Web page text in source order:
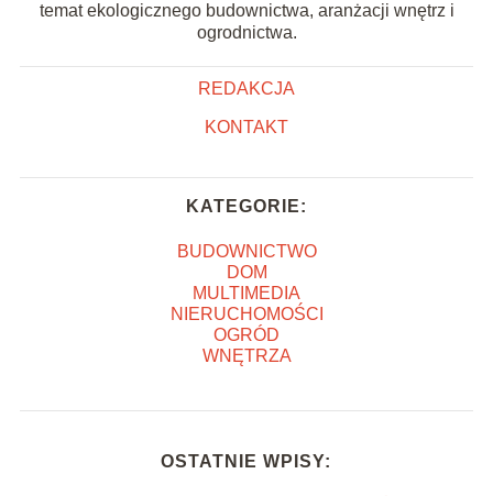
temat ekologicznego budownictwa, aranżacji wnętrz i
ogrodnictwa.
REDAKCJA
KONTAKT
KATEGORIE:
BUDOWNICTWO
DOM
MULTIMEDIA
NIERUCHOMOŚCI
OGRÓD
WNĘTRZA
OSTATNIE WPISY: